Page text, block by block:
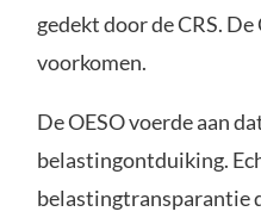
gedekt door de CRS.
voorkomen.
De OESO voerde aan
belastingontduiking.
belastingtransparantie